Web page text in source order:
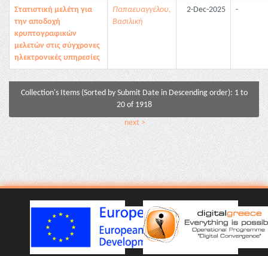
Στατιστική μελέτη για
την αποδοχή
κρυπτογραφικών
μελετών στις σύγχρονες
ηλεκτρονικές υπηρεσίες
Παπαευαγγέλου,
Βασιλική
2-Dec-2025 -
Collection's Items (Sorted by Submit Date in Descending order): 1 to
20 of 1918
next >